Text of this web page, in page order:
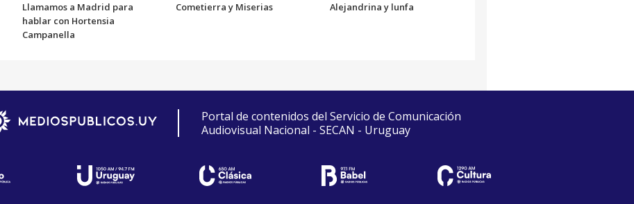
Llamamos a Madrid para
hablar con Hortensia
Campanella
Cometierra y Miserias Alejandrina y lunfa
Portal de contenidos del Servicio de Comunicación
Audiovisual Nacional - SECAN - Uruguay